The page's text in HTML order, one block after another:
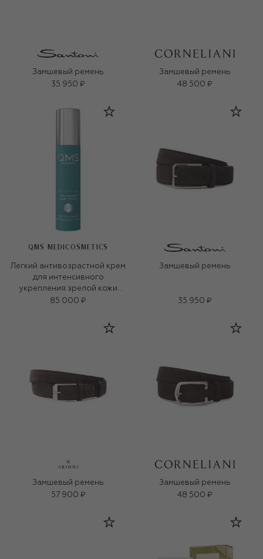
Замшевый ремень
35 950 ₽
Замшевый ремень
48 500 ₽
QMS MEDICOSMETICS
Легкий антивозрастной крем
для интенсивного
укрепления зрелой кожи
«3D-коллаген» (50ml)
85 000 ₽
Замшевый ремень
35 950 ₽
Замшевый ремень
57 900 ₽
Замшевый ремень
48 500 ₽